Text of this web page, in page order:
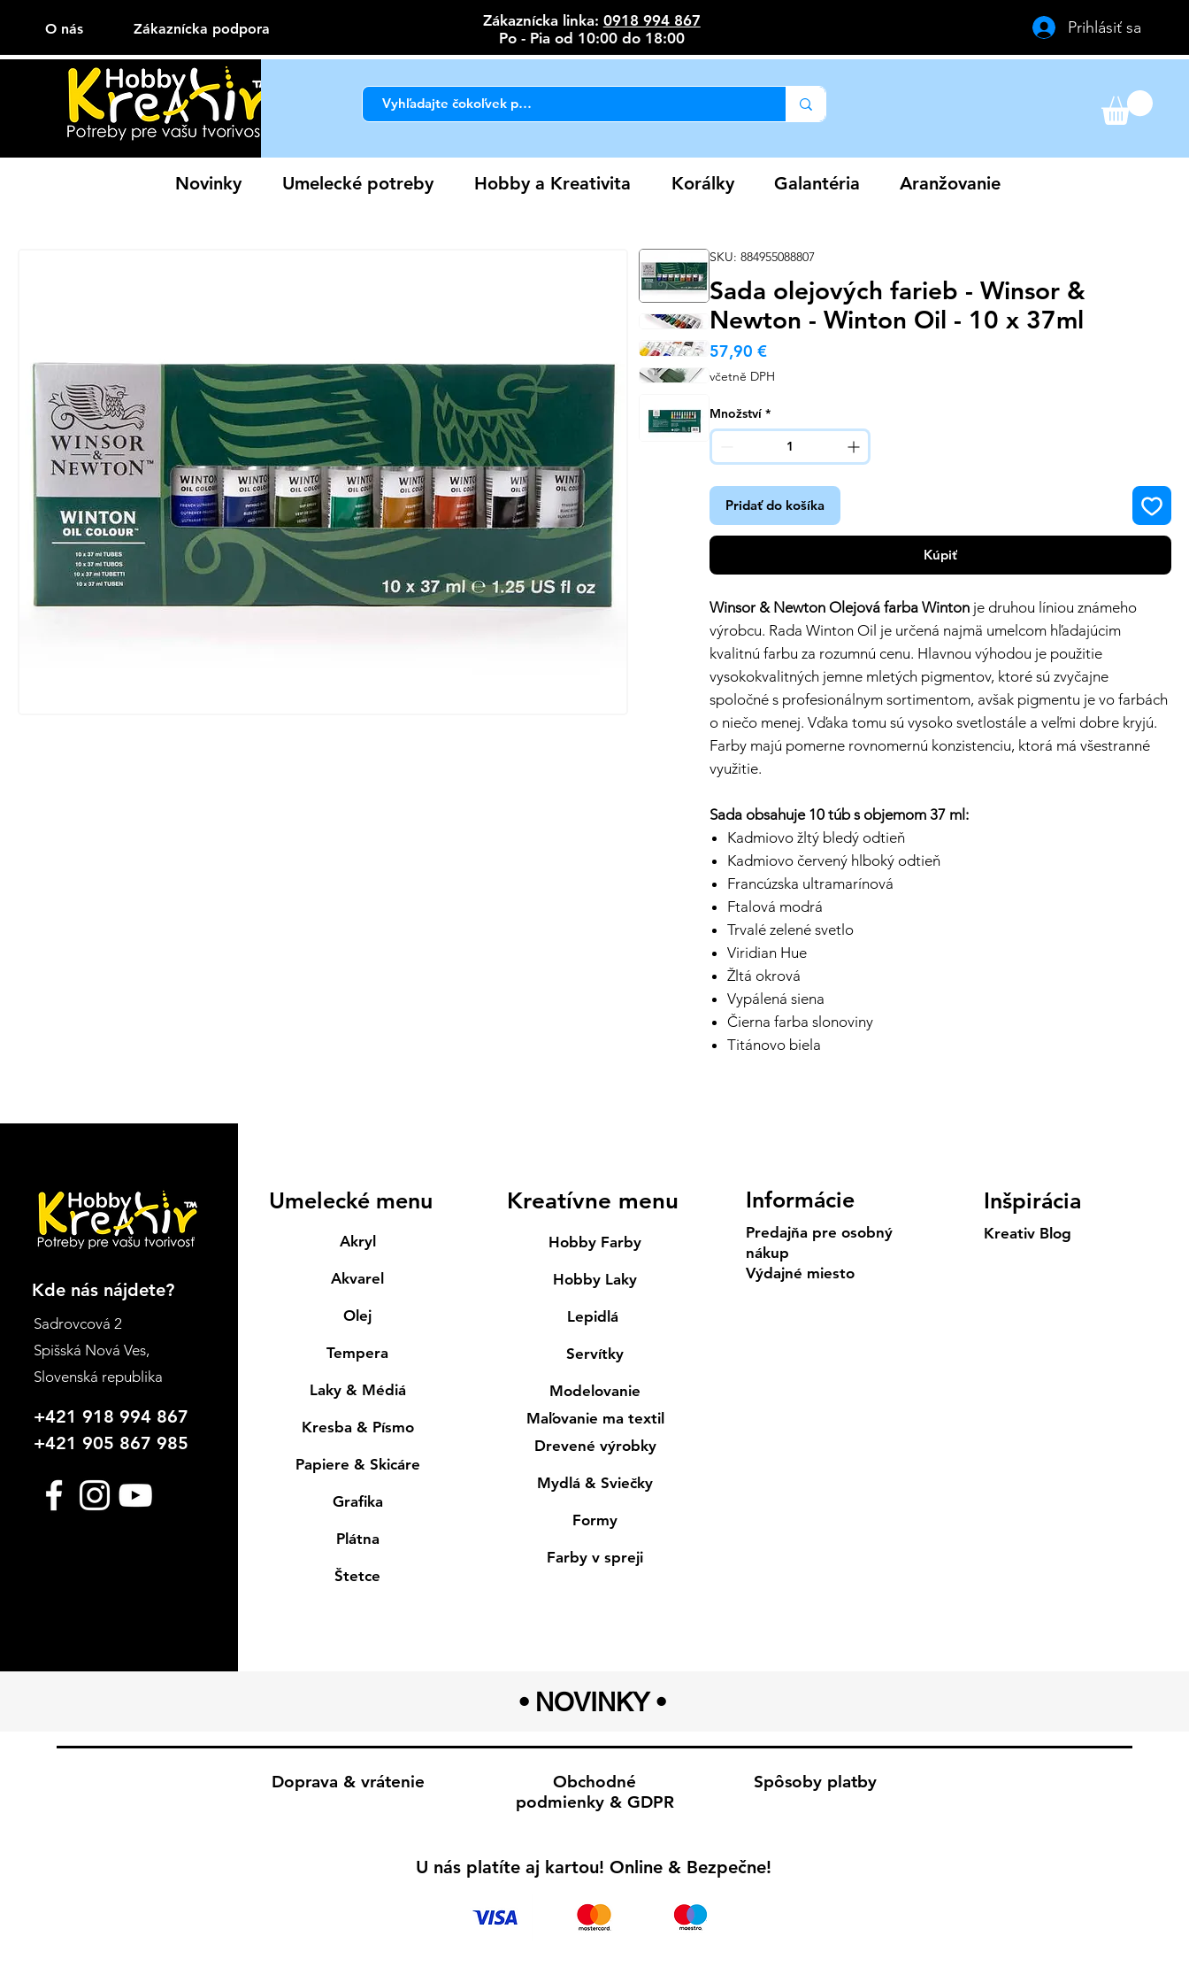
O nás Zákaznícka podpora Zákaznícka linka: 0918 994 867
Po - Pia od 10:00 do 18:00
Prihlásiť sa
Novinky Umelecké potreby Hobby a Kreativita Korálky Galantéria Aranžovanie
SKU: 884955088807
Sada olejových farieb - Winsor &
Newton - Winton Oil - 10 x 37ml
57,90 €Cena
včetně DPH
Množství *
Pridať do košíka
Kúpiť
Winsor & Newton Olejová farba Winton je druhou líniou známeho
výrobcu. Rada Winton Oil je určená najmä umelcom hľadajúcim
kvalitnú farbu za rozumnú cenu. Hlavnou výhodou je použitie
vysokokvalitných jemne mletých pigmentov, ktoré sú zvyčajne
spoločné s profesionálnym sortimentom, avšak pigmentu je vo farbách
o niečo menej. Vďaka tomu sú vysoko svetlostále a veľmi dobre kryjú.
Farby majú pomerne rovnomernú konzistenciu, ktorá má všestranné
využitie.
Sada obsahuje 10 túb s objemom 37 ml:
Kadmiovo žltý bledý odtieň
Kadmiovo červený hlboký odtieň
Francúzska ultramarínová
Ftalová modrá
Trvalé zelené svetlo
Viridian Hue
Žltá okrová
Vypálená siena
Čierna farba slonoviny
Titánovo biela
Kde nás nájdete?
Sadrovcová 2
Spišská Nová Ves,
Slovenská republika
+421 918 994 867
+421 905 867 985
Umelecké menu
Akryl
Akvarel
Olej
Tempera
Laky & Médiá
Kresba & Písmo
Papiere & Skicáre
Grafika
Plátna
Štetce
Kreatívne menu
Hobby Farby
Hobby Laky
Lepidlá
Servítky
Modelovanie
Maľovanie ma textil
Drevené výrobky
Mydlá & Sviečky
Formy
Farby v spreji
Informácie
Predajňa pre osobný
nákup
Výdajné miesto
Inšpirácia
Kreativ Blog
• NOVINKY •
Doprava & vrátenie
Obchodné
podmienky & GDPR
Spôsoby platby
U nás platíte aj kartou! Online & Bezpečne!